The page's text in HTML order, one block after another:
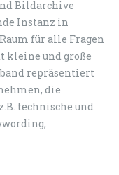
Bildarchive
Instanz in
für alle Fragen
kleine und große
repräsentiert
die
technische und